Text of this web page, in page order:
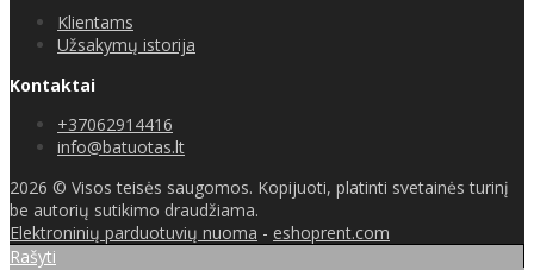
Klientams
Užsakymų istorija
Kontaktai
+37062914416
info@batuotas.lt
2026 © Visos teisės saugomos. Kopijuoti, platinti svetainės turinį
be autorių sutikimo draudžiama.
Elektroninių parduotuvių nuoma - eshoprent.com
Rašyti